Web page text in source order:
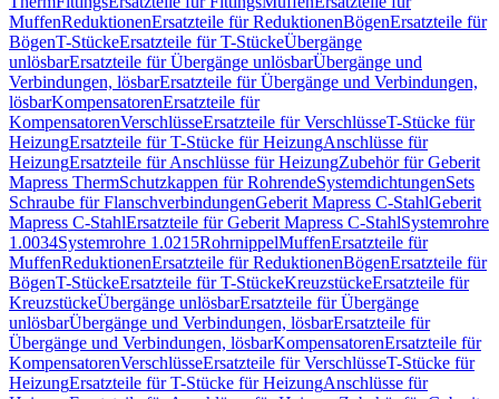
MuffenReduktionenErsatzteile für ReduktionenBögenErsatzteile für
BögenT-StückeErsatzteile für T-StückeÜbergänge
unlösbarErsatzteile für Übergänge unlösbarÜbergänge und
Verbindungen, lösbarErsatzteile für Übergänge und Verbindungen,
lösbarKompensatorenErsatzteile für
KompensatorenVerschlüsseErsatzteile für VerschlüsseT-Stücke für
HeizungErsatzteile für T-Stücke für HeizungAnschlüsse für
HeizungErsatzteile für Anschlüsse für HeizungZubehör für Geberit
Mapress ThermSchutzkappen für RohrendeSystemdichtungenSets
Schraube für FlanschverbindungenGeberit Mapress C-StahlGeberit
Mapress C-StahlErsatzteile für Geberit Mapress C-StahlSystemrohre
1.0034Systemrohre 1.0215RohrnippelMuffenErsatzteile für
MuffenReduktionenErsatzteile für ReduktionenBögenErsatzteile für
BögenT-StückeErsatzteile für T-StückeKreuzstückeErsatzteile für
KreuzstückeÜbergänge unlösbarErsatzteile für Übergänge
unlösbarÜbergänge und Verbindungen, lösbarErsatzteile für
Übergänge und Verbindungen, lösbarKompensatorenErsatzteile für
KompensatorenVerschlüsseErsatzteile für VerschlüsseT-Stücke für
HeizungErsatzteile für T-Stücke für HeizungAnschlüsse für